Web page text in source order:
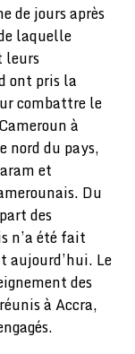
de jours après
laquelle
leurs
ont pris la
combattre le
à
nord du pays,
et
Du
des
n’a été fait
aujourd’hui. Le
des
à Accra,